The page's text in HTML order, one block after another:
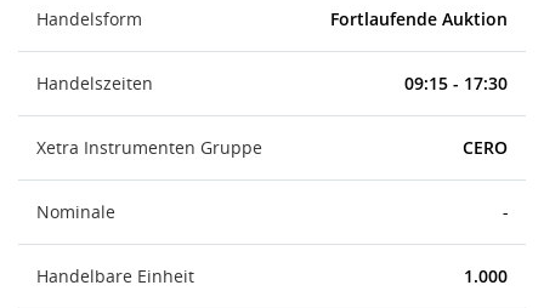
Handelsform Fortlaufende Auktion
Handelszeiten 09:15 - 17:30
Xetra Instrumenten Gruppe CERO
Nominale -
Handelbare Einheit 1.000